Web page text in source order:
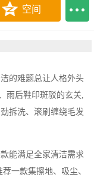
空间
的难题总让人格外头
雨后鞋印斑驳的玄关,
拆洗、滚刷缠绕毛发
能满足全家清洁需求
一款集擦地、吸尘、